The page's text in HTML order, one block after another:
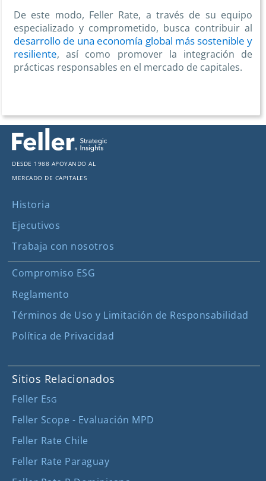
De este modo, Feller Rate, a través de su equipo
especializado y comprometido, busca contribuir al
desarrollo de una economía global más sostenible y
resiliente, así como promover la integración de
prácticas responsables en el mercado de capitales.
Desde 1988 apoyando al
mercado de capitales
Historia
Ejecutivos
Trabaja con nosotros
Compromiso ESG
Reglamento
Términos de Uso y Limitación de Responsabilidad
Política de Privacidad
Sitios Relacionados
Feller ESG
Feller Scope - Evaluación MPD
Feller Rate Chile
Feller Rate Paraguay